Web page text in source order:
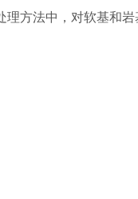
理方法中，对软基和